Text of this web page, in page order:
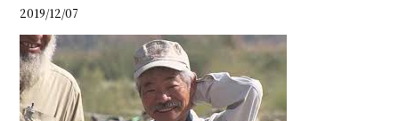
2019/12/07